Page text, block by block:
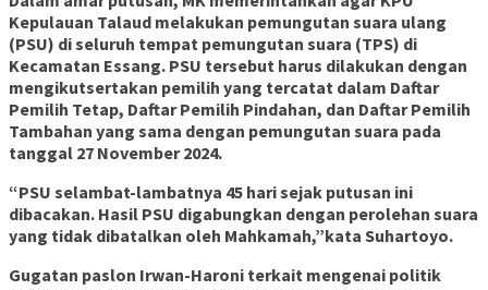
Kepulauan Talaud melakukan pemungutan suara ulang
(PSU) di seluruh tempat pemungutan suara (TPS) di
Kecamatan Essang. PSU tersebut harus dilakukan dengan
mengikutsertakan pemilih yang tercatat dalam Daftar
Pemilih Tetap, Daftar Pemilih Pindahan, dan Daftar Pemilih
Tambahan yang sama dengan pemungutan suara pada
tanggal 27 November 2024.
“PSU selambat-lambatnya 45 hari sejak putusan ini
dibacakan. Hasil PSU digabungkan dengan perolehan suara
yang tidak dibatalkan oleh Mahkamah,”kata Suhartoyo.
Gugatan paslon Irwan-Haroni terkait mengenai politik